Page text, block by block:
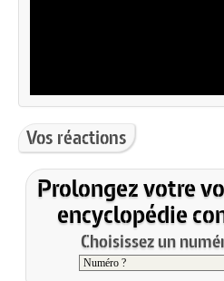
Vos réactions
Prolongez votre
encyclopédie
Choisissez un